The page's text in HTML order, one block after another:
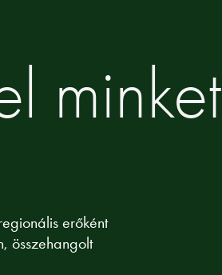
minket
erőként
összehangolt